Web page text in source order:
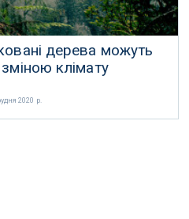
дерева можуть
клімату
2020 р.